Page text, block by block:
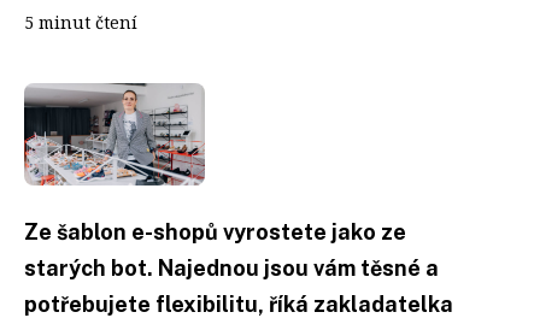
5 minut čtení
Ze šablon e-shopů vyrostete jako ze
starých bot. Najednou jsou vám těsné a
potřebujete flexibilitu, říká zakladatelka